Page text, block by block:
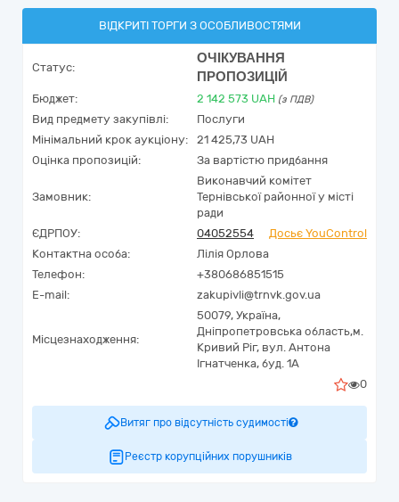
ВІДКРИТІ ТОРГИ З ОСОБЛИВОСТЯМИ
Статус:
ОЧІКУВАННЯ
ПРОПОЗИЦІЙ
Бюджет: 2 142 573 UAH (з ПДВ)
Вид предмету закупівлі:
Послуги
Мінімальний крок аукціону:
21 425,73 UAH
Оцінка пропозицій:
За вартістю придбання
Замовник:
Виконавчий комітет
Тернівської районної у місті
ради
ЄДРПОУ:
04052554
Досьє YouControl
Контактна особа:
Лілія Орлова
Телефон:
+380686851515
E-mail:
zakupivli@trnvk.gov.ua
Місцезнаходження:
50079, Україна,
Дніпропетровська область,м.
Кривий Ріг, вул. Антона
Ігнатченка, буд. 1А
0
Витяг про відсутність судимості
Реєстр корупційних порушників